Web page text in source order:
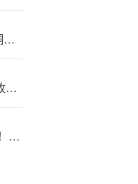
鸿富瀚：截{至}目前公司的导热铜管产品与努比亚手机无合作关系
原创 .高露洁-棕榄公司二季度营收达51.1亿美元
COMEX黄金!6连涨，再创?新高！资金逆行加仓，有色龙头ETF（159876）随市回调，获资金实时净申购2820万份！